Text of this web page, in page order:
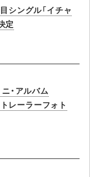
シングル「イチャ
定
・アルバム
レーラーフォト